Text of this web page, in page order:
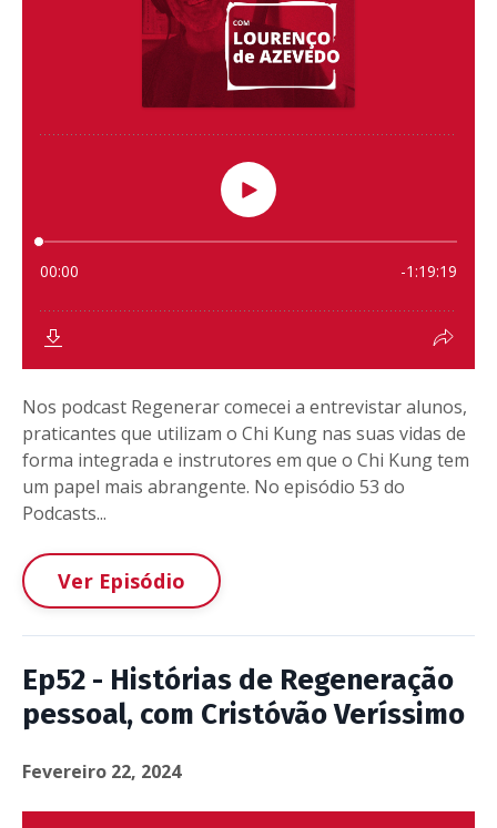
Nos podcast Regenerar comecei a entrevistar alunos,
praticantes que utilizam o Chi Kung nas suas vidas de
forma integrada e instrutores em que o Chi Kung tem
um papel mais abrangente. No episódio 53 do
Podcasts...
Ver Episódio
Ep52 - Histórias de Regeneração
pessoal, com Cristóvão Veríssimo
Fevereiro 22, 2024